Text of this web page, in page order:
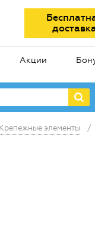
Акции
Крепежные элементы /